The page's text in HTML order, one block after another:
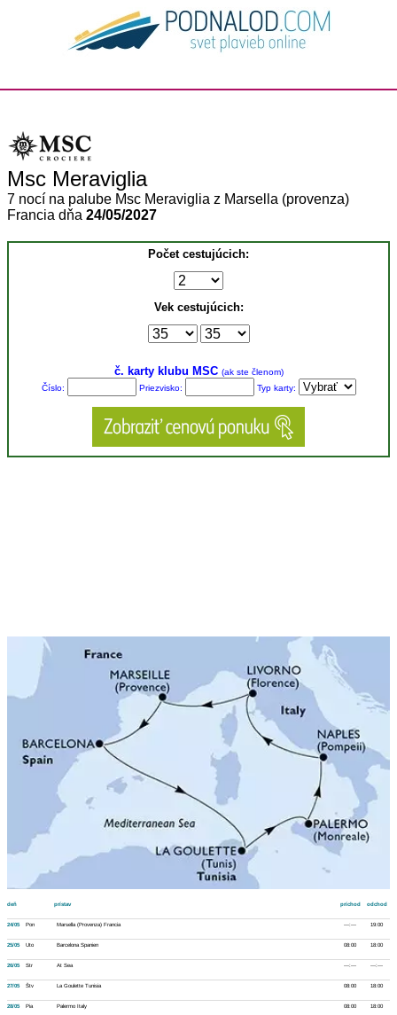
Msc Meraviglia
7 nocí na palube Msc Meraviglia z Marsella (provenza)
Francia dňa 24/05/2027
Počet cestujúcich:
Vek cestujúcich:
č. karty klubu MSC (ak ste členom)
Číslo:
Priezvisko: Typ karty:
deň prístav odchod
príchod
19:00
---:---
24/05 Pon Marsella (Provenza) Francia
18:00
08:00
25/05 Uto Barcelona Spanien
---:---
---:---
26/05 Str At Sea
18:00
08:00
27/05 Štv La Goulette Tunisia
18:00
08:00
28/05 Pia Palermo Italy